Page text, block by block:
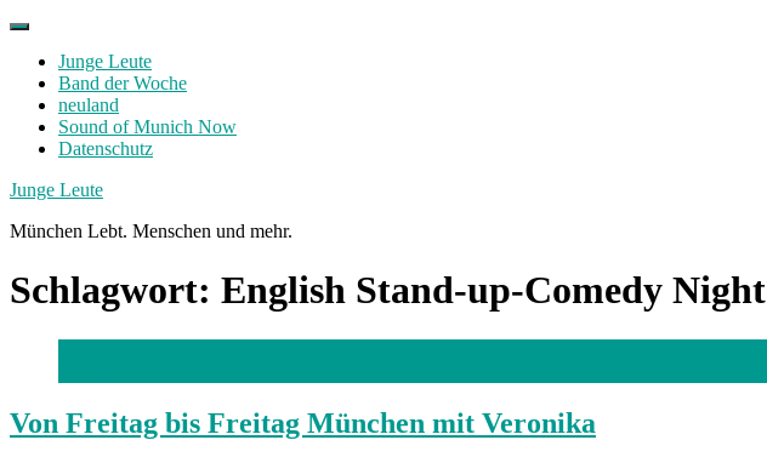
Skip
contentJunge Leute
Band der Woche
neuland
Sound of Munich Now
Datenschutz
Facebook
Twitter
Instagram
Junge Leute
München Lebt. Menschen und mehr.
Schlagwort: English Stand-up-Comedy Night
Von Freitag bis Freitag München mit Veronika